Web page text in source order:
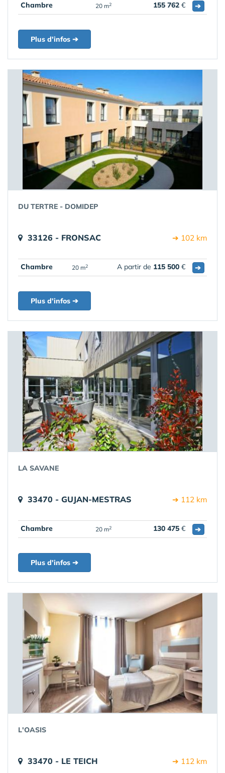
Chambre 20 m2 155 762 € ➔
Plus d'infos ➔
DU TERTRE - DOMIDEP
33126 - FRONSAC ➔ 102 km
Chambre 20 m2 A partir de 115 500 € ➔
Plus d'infos ➔
LA SAVANE
33470 - GUJAN-MESTRAS ➔ 112 km
Chambre 20 m2 130 475 € ➔
Plus d'infos ➔
L'OASIS
33470 - LE TEICH ➔ 112 km